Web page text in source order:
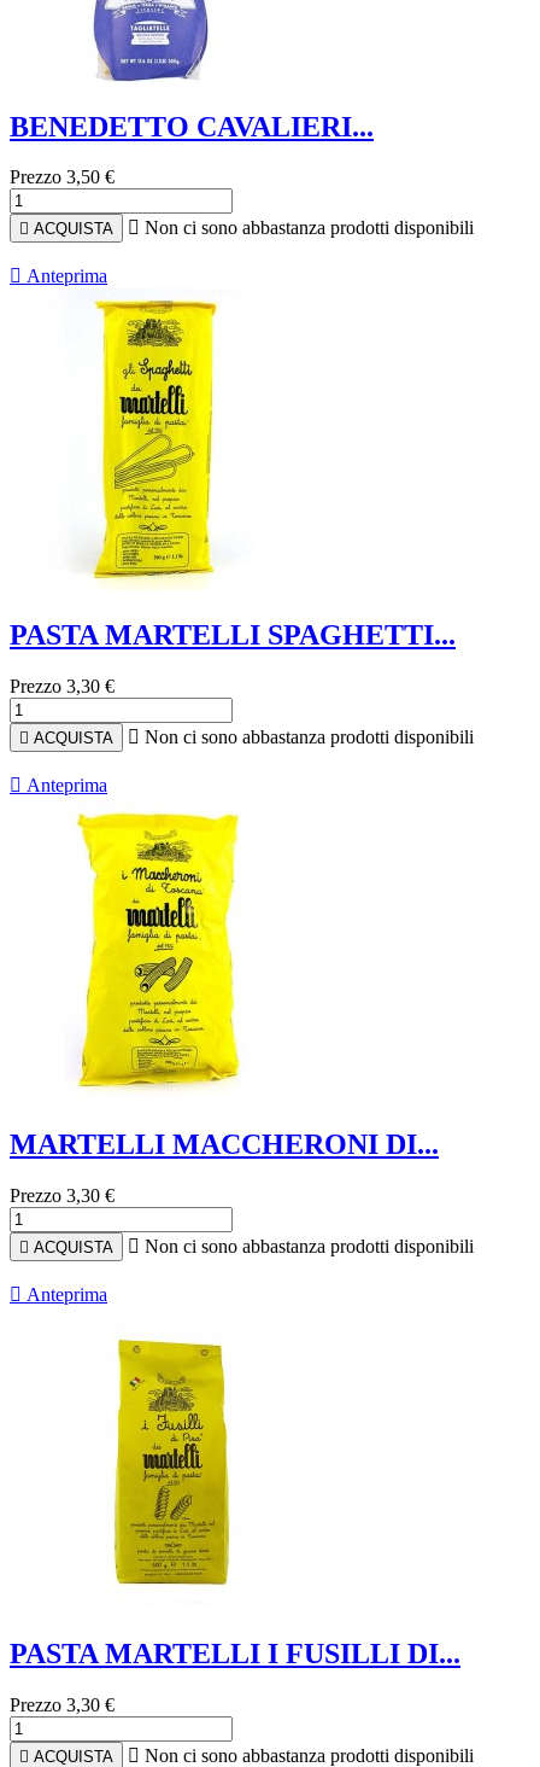
BENEDETTO CAVALIERI...
Prezzo 3,50 €
 ACQUISTA  Non ci sono abbastanza prodotti disponibili
 Anteprima
PASTA MARTELLI SPAGHETTI...
Prezzo 3,30 €
 ACQUISTA  Non ci sono abbastanza prodotti disponibili
 Anteprima
MARTELLI MACCHERONI DI...
Prezzo 3,30 €
 ACQUISTA  Non ci sono abbastanza prodotti disponibili
 Anteprima
PASTA MARTELLI I FUSILLI DI...
Prezzo 3,30 €
 ACQUISTA  Non ci sono abbastanza prodotti disponibili